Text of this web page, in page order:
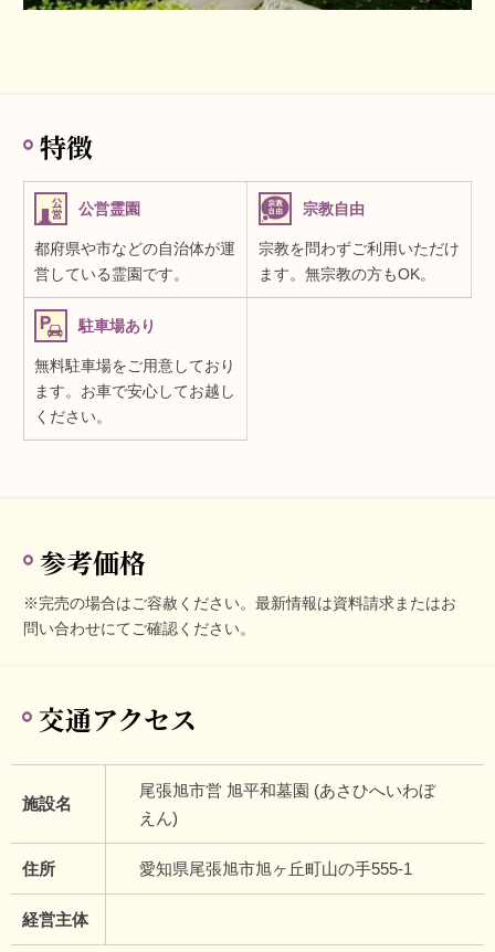
特徴
公営霊園
都府県や市などの自治体が運
営している霊園です。
宗教自由
宗教を問わずご利用いただけ
ます。無宗教の方もOK。
駐車場あり
無料駐車場をご用意しており
ます。お車で安心してお越し
ください。
参考価格
※完売の場合はご容赦ください。最新情報は資料請求またはお
問い合わせにてご確認ください。
交通アクセス
施設名
尾張旭市営 旭平和墓園 (あさひへいわぼ
えん)
住所 愛知県尾張旭市旭ヶ丘町山の手555-1
経営主体